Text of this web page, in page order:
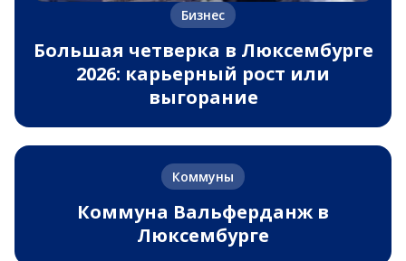
Бизнес
Большая четверка в Люксембурге
2026: карьерный рост или
выгорание
Коммуны
Коммуна Вальферданж в
Люксембурге